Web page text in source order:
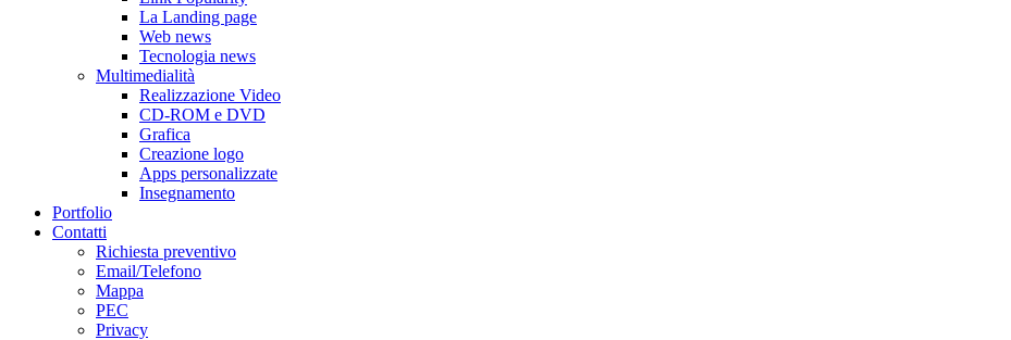
La Landing page
Web news
Tecnologia news
Multimedialità
Realizzazione Video
CD-ROM e DVD
Grafica
Creazione logo
Apps personalizzate
Insegnamento
Portfolio
Contatti
Richiesta preventivo
Email/Telefono
Mappa
PEC
Privacy